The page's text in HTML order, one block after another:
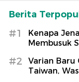
Berita
#1
Kenapa
Membusuk
#2
Varian Baru
Taiwan,